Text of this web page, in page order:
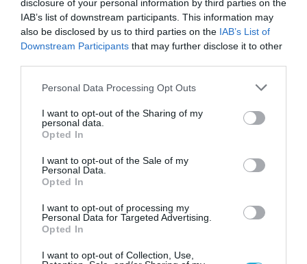
disclosure of your personal information by third parties on the
IAB’s list of downstream participants. This information may
also be disclosed by us to third parties on the IAB’s List of
Downstream Participants that may further disclose it to other
Please note that this website/app uses one or more Google
not limited to your visit or usage behaviour. You may click to
grant or deny consent to Google and its third-party tags to
use your data for below specified purposes in below Google
consent section.
Personal Data Processing Opt Outs
I want to opt-out of the Sharing of my
personal data.
Opted In
I want to opt-out of the Sale of my
Personal Data.
Opted In
I want to opt-out of processing my
Personal Data for Targeted Advertising.
Opted In
I want to opt-out of Collection, Use,
07.08.2026
Πληθωρισμός: Μειώθηκε τον Ιούλιο στο
3,4% – «Καίνε» οι τιμές στα κρέατα